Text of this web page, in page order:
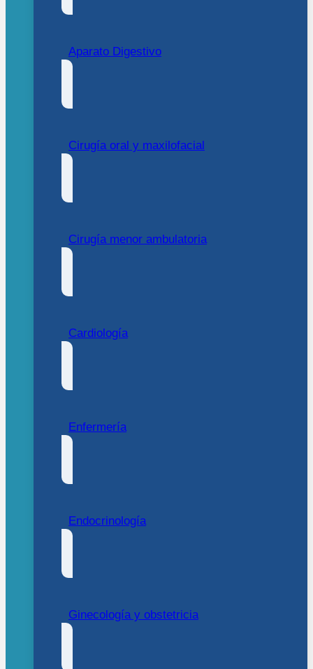
Aparato Digestivo
Cirugía oral y maxilofacial
Cirugía menor ambulatoria
Cardiología
Enfermería
Endocrinología
Ginecología y obstetricia